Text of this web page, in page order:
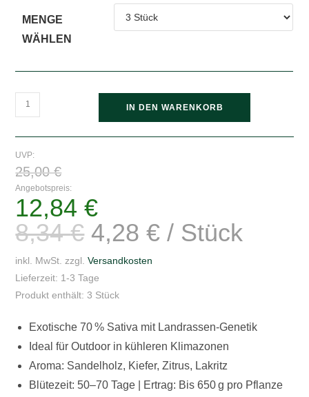
MENGE
WÄHLEN
Sensi
Seeds
Mexican
Sativa
Menge
IN DEN WARENKORB
UVP:
25,00€Preis
25,00 €
Angebotspreis:
12,84€Aktueller
12,84 €.
8,34€
Ursprünglicher
Preis
war:
4,28€ Aktueller
Preis
ist:/ Stück
inkl. MwSt. zzgl.Versandkosten
Lieferzeit: 1-3 Tage
Produkt enthält: 3 Stück
Exotische 70 % Sativa mit Landrassen-Genetik
Ideal für Outdoor in kühleren Klimazonen
Aroma: Sandelholz, Kiefer, Zitrus, Lakritz
Blütezeit: 50–70 Tage | Ertrag: Bis 650 g pro Pflanze